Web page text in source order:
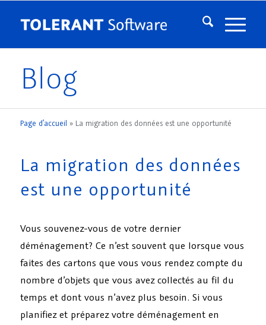
Blog
Page d’accueil » La migration des données est une opportunité
La migration des données
est une opportunité
Vous souvenez-vous de votre dernier
déménagement? Ce n’est souvent que lorsque vous
faites des cartons que vous vous rendez compte du
nombre d’objets que vous avez collectés au fil du
temps et dont vous n’avez plus besoin. Si vous
planifiez et préparez votre déménagement en